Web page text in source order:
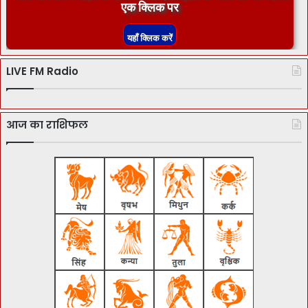
एक क्लिक पर
LIVE FM Radio
आज का राशिफल